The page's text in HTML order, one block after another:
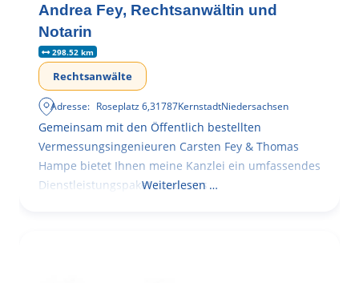
Andrea Fey, Rechtsanwältin und
Notarin
298.52 km
Rechtsanwälte
Adresse: Roseplatz 6,31787KernstadtNiedersachsen
Gemeinsam mit den Öffentlich bestellten
Vermessungsingenieuren Carsten Fey & Thomas
Hampe bietet Ihnen meine Kanzlei ein umfassendes
Dienstleistungspaket rund ums
Weiterlesen …